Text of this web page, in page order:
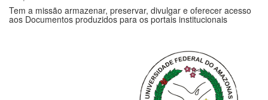
Tem a missão armazenar, preservar, divulgar e oferecer acesso
aos Documentos produzidos para os portais institucionais